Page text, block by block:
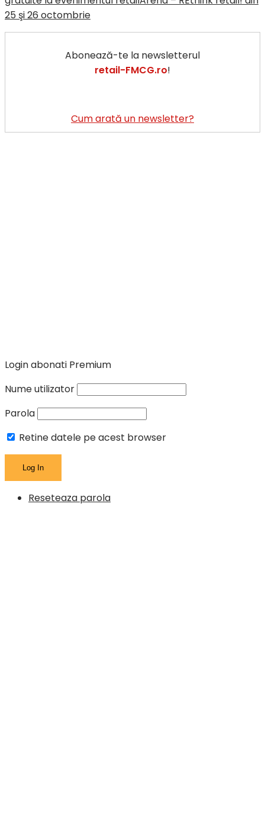
25 şi 26 octombrie
Abonează-te la newsletterul
retail-FMCG.ro!
Cum arată un newsletter?
Login abonati Premium
Nume utilizator
Parola
Retine datele pe acest browser
Reseteaza parola